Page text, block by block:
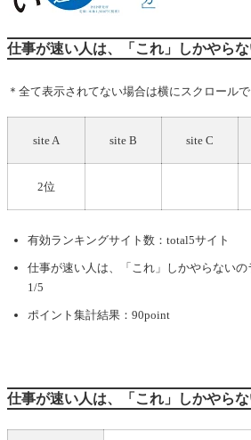
仕事が速い人は、「これ」しかやら
＊全て表示されてない場合は横にスクロール
site A site B site C
2位
有効ランキングサイト数：total5サイト
仕事が速い人は、「これ」しかやらないの
1/5
ポイント集計結果：90point
仕事が速い人は、「これ」しかやら